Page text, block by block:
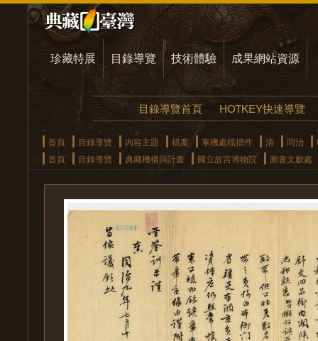
珍藏特展 目錄導覽 技術體驗 成果網站資源
目錄導覽首頁 HOTKEY快速導覽
首頁 目錄導覽 內容主題 檔案 軍機處檔摺件 清 同治
首頁
目錄導覽 典藏機構與計畫 國立故宮博物院 圖書文獻處